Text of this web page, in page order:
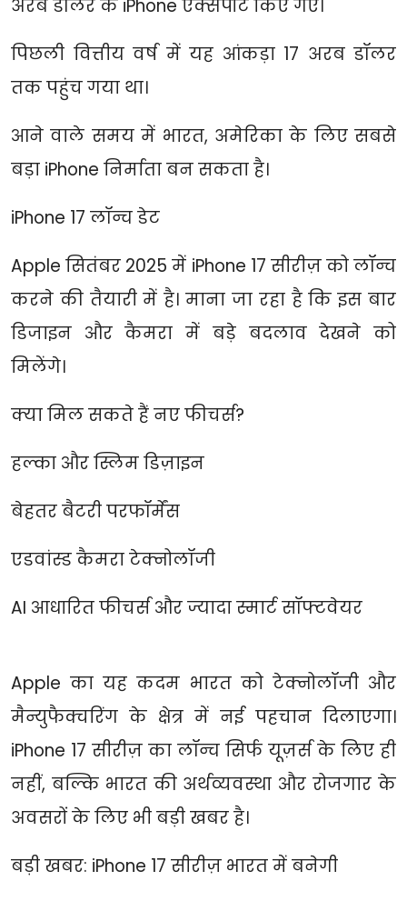
अरब डॉलर के iPhone एक्सपोर्ट किए गए।
पिछली वित्तीय वर्ष में यह आंकड़ा 17 अरब डॉलर
तक पहुंच गया था।
आने वाले समय में भारत, अमेरिका के लिए सबसे
बड़ा iPhone निर्माता बन सकता है।
iPhone 17 लॉन्च डेट
Apple सितंबर 2025 में iPhone 17 सीरीज़ को लॉन्च
करने की तैयारी में है। माना जा रहा है कि इस बार
डिजाइन और कैमरा में बड़े बदलाव देखने को
मिलेंगे।
क्या मिल सकते हैं नए फीचर्स?
हल्का और स्लिम डिज़ाइन
बेहतर बैटरी परफॉर्मेंस
एडवांस्ड कैमरा टेक्नोलॉजी
AI आधारित फीचर्स और ज्यादा स्मार्ट सॉफ्टवेयर
Apple का यह कदम भारत को टेक्नोलॉजी और
मैन्युफैक्चरिंग के क्षेत्र में नई पहचान दिलाएगा।
iPhone 17 सीरीज़ का लॉन्च सिर्फ यूज़र्स के लिए ही
नहीं, बल्कि भारत की अर्थव्यवस्था और रोजगार के
अवसरों के लिए भी बड़ी खबर है।
बड़ी खबर: iPhone 17 सीरीज़ भारत में बनेगी